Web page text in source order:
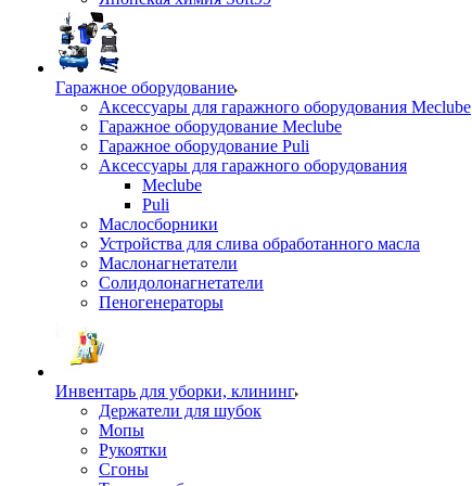
Гаражное оборудование
Аксессуары для гаражного оборудования Meclube
Гаражное оборудование Meclube
Гаражное оборудование Puli
Аксессуары для гаражного оборудования
Meclube
Puli
Маслосборники
Устройства для слива обработанного масла
Маслонагнетатели
Солидолонагнетатели
Пеногенераторы
Инвентарь для уборки, клининг
Держатели для шубок
Мопы
Рукоятки
Сгоны